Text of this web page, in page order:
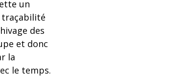
un
traçabilité
des
et donc
la
le temps.